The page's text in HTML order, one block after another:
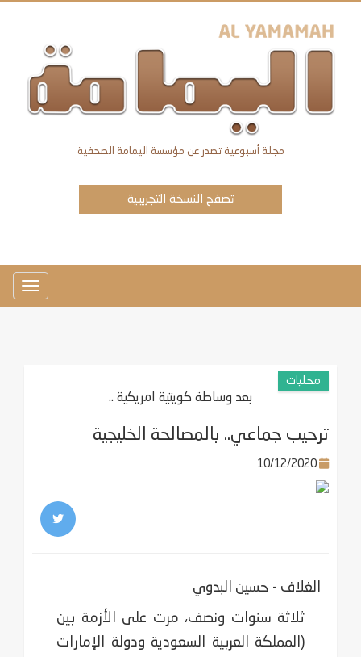
مجلة أسبوعية تصدر عن مؤسسة اليمامة الصحفية
تصفح النسخة التجريبية
Toggle
محليات
بعد وساطة كويتية امريكية ..
ترحيب جماعي.. بالمصالحة الخليجية
10/12/2020
الغلاف - حسين البدوي
ثلاثة سنوات ونصف، مرت على الأزمة بين
(المملكة العربية السعودية ودولة الإمارات